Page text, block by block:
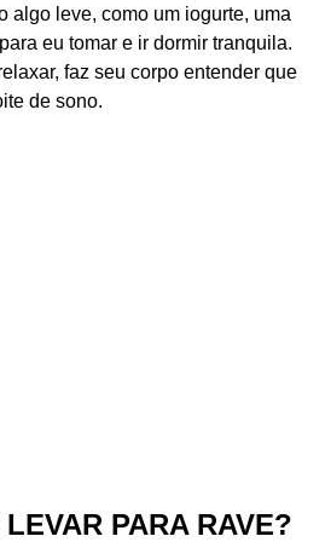
algo leve, como um iogurte, uma
eu tomar e ir dormir tranquila.
faz seu corpo entender que
de sono.
PARA RAVE?